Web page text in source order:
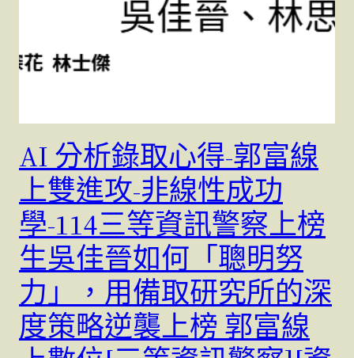
AI 分析錄取心得-郭富線
上雙進攻-非線性成功
學-114三等資訊警察上榜
生吳佳晉如何「聰明努
力」，用備取研究所的深
度策略逆襲上榜 郭富線